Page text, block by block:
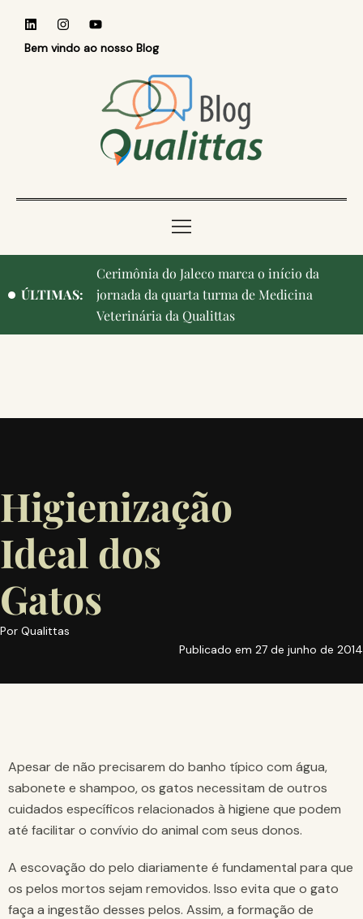
Bem vindo ao nosso Blog
ÚLTIMAS:
Cerimônia do Jaleco marca o início da
jornada da quarta turma de Medicina
Veterinária da Qualittas
Qualittas, Portas Abertas! e aniversário de
Campinas, cidade onde nasceu a instituição,
ganham destaque na imprensa
Higienização
Ideal dos
Gatos
Por Qualittas
Publicado em 27 de junho de 2014
Apesar de não precisarem do banho típico com água,
sabonete e shampoo, os gatos necessitam de outros
cuidados específicos relacionados à higiene que podem
até facilitar o convívio do animal com seus donos.
A escovação do pelo diariamente é fundamental para que
os pelos mortos sejam removidos. Isso evita que o gato
faça a ingestão desses pelos. Assim, a formação de